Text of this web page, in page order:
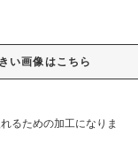
い画像はこちら
るための加工になりま